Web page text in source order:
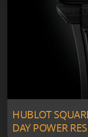
HUBLOT
DAY POWER